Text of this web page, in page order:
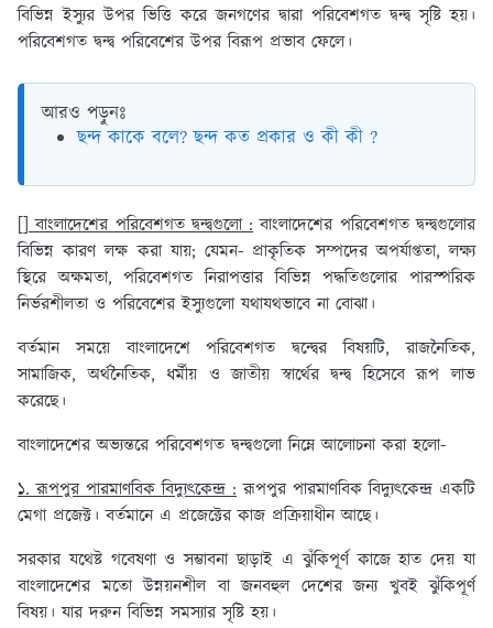
বিভিন্ন ইস্যুর উপর ভিত্তি করে জনগণের দ্বারা পরিবেশগত দ্বন্দ্ব সৃষ্টি হয়।
পরিবেশগত দ্বন্দ্ব পরিবেশের উপর বিরূপ প্রভাব ফেলে।
আরও পড়ুনঃ
ছন্দ কাকে বলে? ছন্দ কত প্রকার ও কী কী ?
[] বাংলাদেশের পরিবেশগত দ্বন্দ্বগুলো :বাংলাদেশের পরিবেশগত দ্বন্দ্বগুলোর
বিভিন্ন কারণ লক্ষ করা যায়; যেমন- প্রাকৃতিক সম্পদের অপর্যাপ্ততা, লক্ষ্য
স্থিরে অক্ষমতা, পরিবেশগত নিরাপত্তার বিভিন্ন পদ্ধতিগুলোর পারস্পরিক
নির্ভরশীলতা ও পরিবেশের ইস্যুগুলো যথাযথভাবে না বোঝা।
বর্তমান সময়ে বাংলাদেশে পরিবেশগত দ্বন্দ্বের বিষয়টি, রাজনৈতিক,
সামাজিক, অর্থনৈতিক, ধর্মীয় ও জাতীয় স্বার্থের দ্বন্দ্ব হিসেবে রূপ লাভ
করেছে।
বাংলাদেশের অভ্যন্তরে পরিবেশগত দ্বন্দ্বগুলো নিম্নে আলোচনা করা হলো-
১. রূপপুর পারমাণবিক বিদ্যুৎকেন্দ্র : রূপপুর পারমাণবিক বিদ্যুৎকেন্দ্র একটি
মেগা প্রজেক্ট। বর্তমানে এ প্রজেক্টের কাজ প্রক্রিয়াধীন আছে।
সরকার যথেষ্ট গবেষণা ও সম্ভাবনা ছাড়াই এ ঝুঁকিপূর্ণ কাজে হাত দেয় যা
বাংলাদেশের মতো উন্নয়নশীল বা জনবহুল দেশের জন্য খুবই ঝুঁকিপূর্ণ
বিষয়। যার দরুন বিভিন্ন সমস্যার সৃষ্টি হয়।